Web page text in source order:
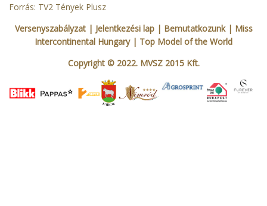
Forrás: TV2 Tények Plusz
Versenyszabályzat| Jelentkezési lap | Bemutatkozunk| Miss
Intercontinental Hungary| Top Model of the World
Copyright © 2022. MVSZ 2015 Kft.